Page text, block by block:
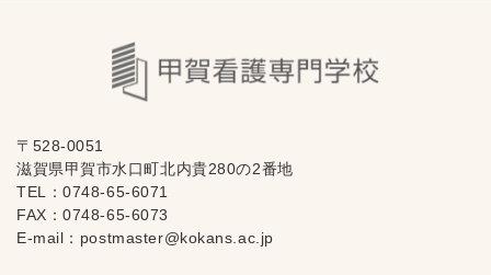
〒528-0051
滋賀県甲賀市水口町北内貴280の2番地
TEL：0748-65-6071
FAX：0748-65-6073
E-mail： postmaster@kokans.ac.jp